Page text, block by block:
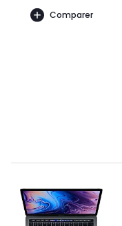
Comparer